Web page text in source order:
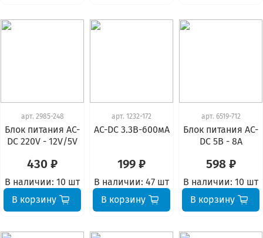
арт. 2985-248
Блок питания AC-
DC 220V - 12V/5V
430 ₽
В наличии: 10 шт
В корзину
арт. 1232-172
AC-DC 3.3В-600мА
199 ₽
В наличии: 47 шт
В корзину
арт. 6519-712
Блок питания AC-
DC 5В - 8А
598 ₽
В наличии: 10 шт
В корзину